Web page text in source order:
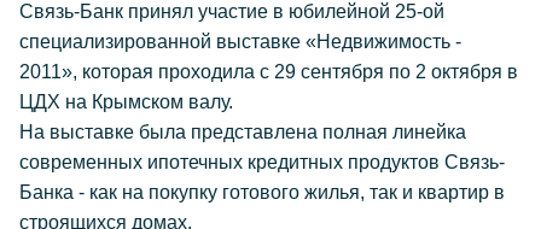
Связь-Банк принял участие в юбилейной 25-ой
специализированной выставке «Недвижимость -
2011», которая проходила с 29 сентября по 2 октября в
ЦДХ на Крымском валу.
На выставке была представлена полная линейка
современных ипотечных кредитных продуктов Связь-
Банка - как на покупку готового жилья, так и квартир в
строящихся домах.